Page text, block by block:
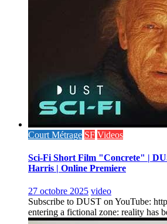
Court Métrage SF Videos
Sci-Fi Short Film "Concrete" |
Harris | Online Premiere
27 octobre 2025 video
Subscribe to DUST on YouTube:
entering a fictional zone: reality has